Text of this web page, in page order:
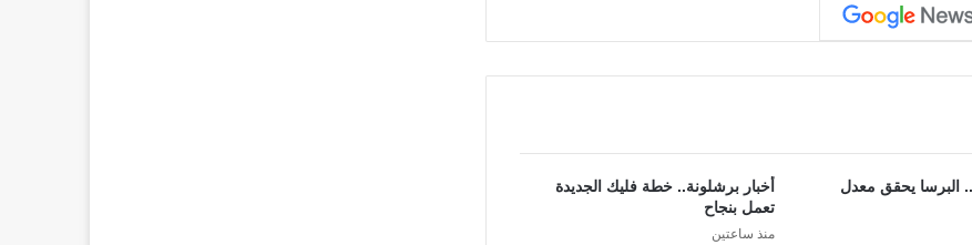
البرسا يحقق معدل
أخبار برشلونة.. خطة فليك الجديدة
تعمل بنجاح
منذ ساعتين